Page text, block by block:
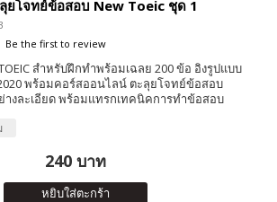
ยโจทย์ข้อสอบ New Toeic ชุด 1
Be the first to review
สำหรับฝึกทำพร้อมเฉลย 200 ข้อ อิงรูปแบบ
พร้อมคอร์สออนไลน์ ตะลุยโจทย์ข้อสอบ
งละเอียด พร้อมแทรกเทคนิคการทำข้อสอบ
240 บาท
หยิบใส่ตะกร้า